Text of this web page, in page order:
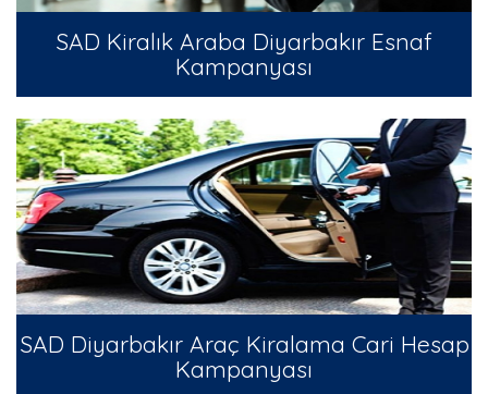
SAD Kiralık Araba Diyarbakır Esnaf
Kampanyası
SAD Diyarbakır Araç Kiralama Cari Hesap
Kampanyası